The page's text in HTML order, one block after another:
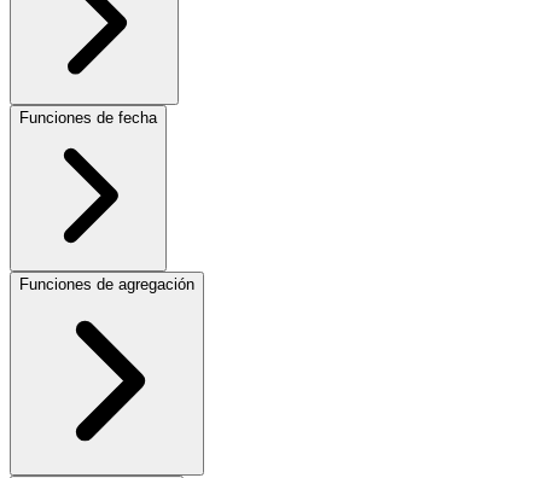
Funciones de fecha
Funciones de agregación